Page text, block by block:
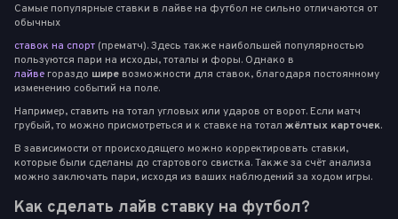
Самые популярные ставки в лайве на футбол не сильно отличаются от
обычных
ставок на спорт (прематч). Здесь также наибольшей популярностью
пользуются пари на исходы, тоталы и форы. Однако в
лайве гораздо шире возможности для ставок, благодаря постоянному
изменению событий на поле.
Например, ставить на тотал угловых или ударов от ворот. Если матч
грубый, то можно присмотреться и к ставке на тотал жёлтых карточек.
В зависимости от происходящего можно корректировать ставки,
которые были сделаны до стартового свистка. Также за счёт анализа
можно заключать пари, исходя из ваших наблюдений за ходом игры.
Как сделать лайв ставку на футбол?